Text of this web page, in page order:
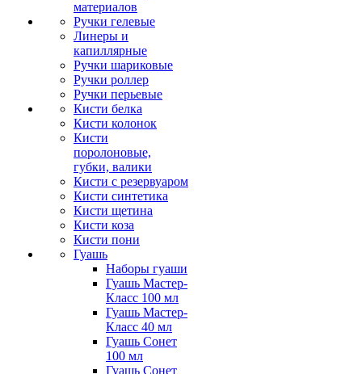
материалов
Ручки гелевые
Линеры и
капиллярные
Ручки шариковые
Ручки роллер
Ручки перьевые
Кисти белка
Кисти колонок
Кисти
поролоновые,
губки, валики
Кисти с резервуаром
Кисти синтетика
Кисти щетина
Кисти коза
Кисти пони
Гуашь
Наборы гуаши
Гуашь Мастер-
Класс 100 мл
Гуашь Мастер-
Класс 40 мл
Гуашь Сонет
100 мл
Гуашь Сонет